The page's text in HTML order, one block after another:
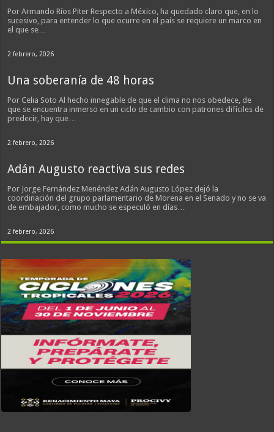
Por Armando Ríos Piter Respecto a México, ha quedado claro que, en lo
sucesivo, para entender lo que ocurre en el país se requiere un marco en
el que se…
2 febrero, 2026
Una soberanía de 48 horas
Por Celia Soto Al hecho innegable de que el clima no nos obedece, de
que se encuentra inmerso en un ciclo de cambio con patrones difíciles de
predecir, hay que…
2 febrero, 2026
Adán Augusto reactiva sus redes
Por Jorge Fernández Menéndez Adán Augusto López dejó la
coordinación del grupo parlamentario de Morena en el Senado y no se va
de embajador, como mucho se especuló en días…
2 febrero, 2026